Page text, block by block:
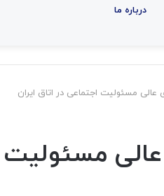
درباره ما
مسئولیت اجتماعی در اتاق ایران
مسئولیت